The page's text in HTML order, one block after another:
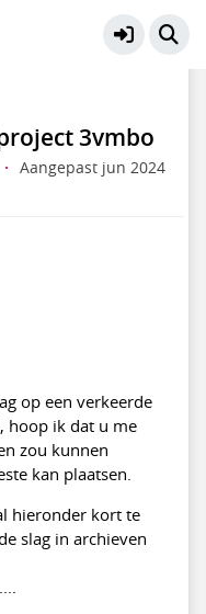
3vmbo
·
Aangepast jun 2024
op een verkeerde
hoop ik dat u me
zou kunnen
kan plaatsen.
hieronder kort te
slag in archieven